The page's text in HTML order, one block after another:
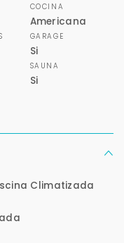
COCINA
Americana
GARAGE
Si
SAUNA
Si
Climatizada